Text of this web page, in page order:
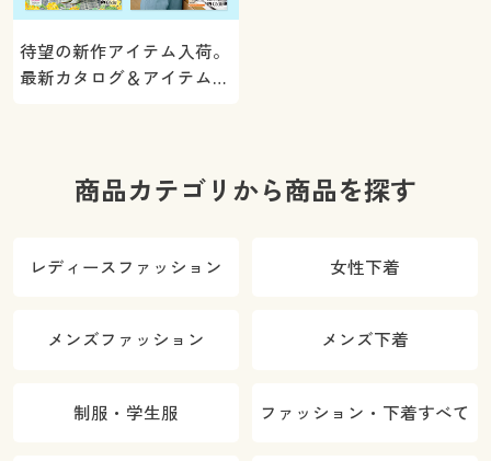
待望の新作アイテム入荷。
最新カタログ＆アイテムを
商品カテゴリから商品を探す
レディースファッション 女性下着
メンズファッション メンズ下着
制服・学生服 ファッション・下着すべて